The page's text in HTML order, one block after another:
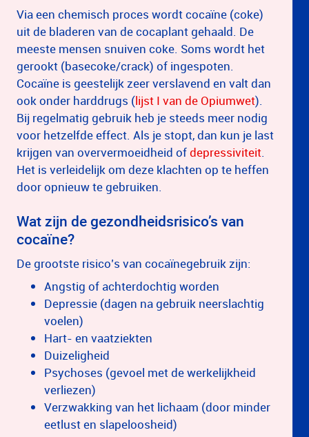
Via een chemisch proces wordt cocaïne (coke)
uit de bladeren van de cocaplant gehaald. De
meeste mensen snuiven coke. Soms wordt het
gerookt (basecoke/crack) of ingespoten.
Cocaïne is geestelijk zeer verslavend en valt dan
ook onder harddrugs (lijst I van de Opiumwet).
Bij regelmatig gebruik heb je steeds meer nodig
voor hetzelfde effect. Als je stopt, dan kun je last
krijgen van oververmoeidheid ofdepressiviteit.
Het is verleidelijk om deze klachten op te heffen
door opnieuw te gebruiken.
Wat zijn de gezondheidsrisico’s van
cocaïne?
De grootste risico’s van cocaïnegebruik zijn:
Angstig of achterdochtig worden
Depressie (dagen na gebruik neerslachtig
voelen)
Hart- en vaatziekten
Duizeligheid
Psychoses (gevoel met de werkelijkheid
verliezen)
Verzwakking van het lichaam (door minder
eetlust en slapeloosheid)